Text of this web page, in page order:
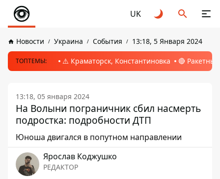
UK
Новости Украина События 13:18, 5 Января 2024
ТОПТЕМЫ: ⚠️ Краматорск, Константиновка 🔴
13:18, 05 января 2024
На Волыни пограничник сбил насмерть
подростка: подробности ДТП
Юноша двигался в попутном направлении
Ярослав Коджушко
РЕДАКТОР